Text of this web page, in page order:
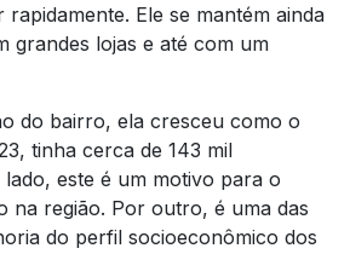
Ele se mantém ainda
grandes lojas e até com um
do bairro, ela cresceu como o
tinha cerca de 143 mil
este é um motivo para o
na região. Por outro, é uma das
do perfil socioeconômico dos